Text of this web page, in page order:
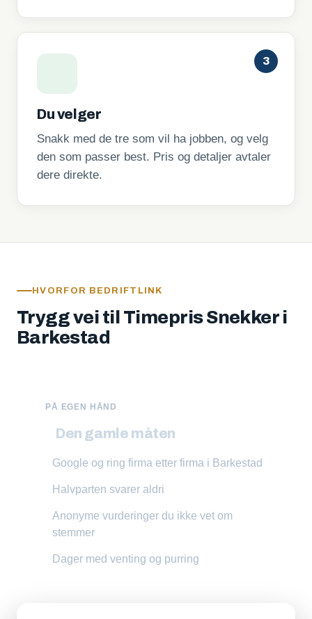
3
Du velger
Snakk med de tre som vil ha jobben, og velg
den som passer best. Pris og detaljer avtaler
dere direkte.
HVORFOR BEDRIFTLINK
Trygg vei til Timepris Snekker i
Barkestad
PÅ EGEN HÅND
Den gamle måten
Google og ring firma etter firma i Barkestad
Halvparten svarer aldri
Anonyme vurderinger du ikke vet om
stemmer
Dager med venting og purring